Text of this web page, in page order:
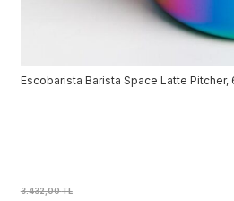
Escobarista Barista Space Latte Pitcher,
3.432,00TL